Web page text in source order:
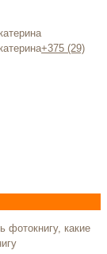
+375 (29)
фотокнигу, какие